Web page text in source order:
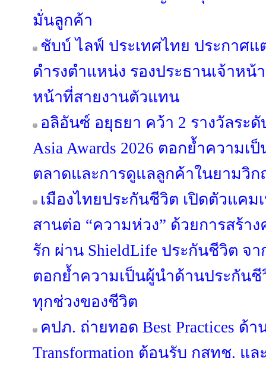
มั่นลูกค้า
ชับบ์ ไลฟ์ ประเทศไทย ประกาศ
ดำรงตำแหน่ง รองประธานเจ้าหน้
หน้าที่สายงานตัวแทน
อลิอันซ์ อยุธยา คว้า 2 รางวัลระดั
Asia Awards 2026 ตอกย้ำความ
ตลาดและการดูแลลูกค้าในยามวิก
เมืองไทยประกันชีวิต เปิดตัวแคม
สานต่อ “ความห่วง” ด้วยการสร้
รัก ผ่าน ShieldLife ประกันชีวิต จ
ตอกย้ำความเป็นผู้นำด้านประกัน
ทุกช่วงของชีวิต
คปภ. ถ่ายทอด Best Practices ด้
Transformation ต้อนรับ กสทช. แ